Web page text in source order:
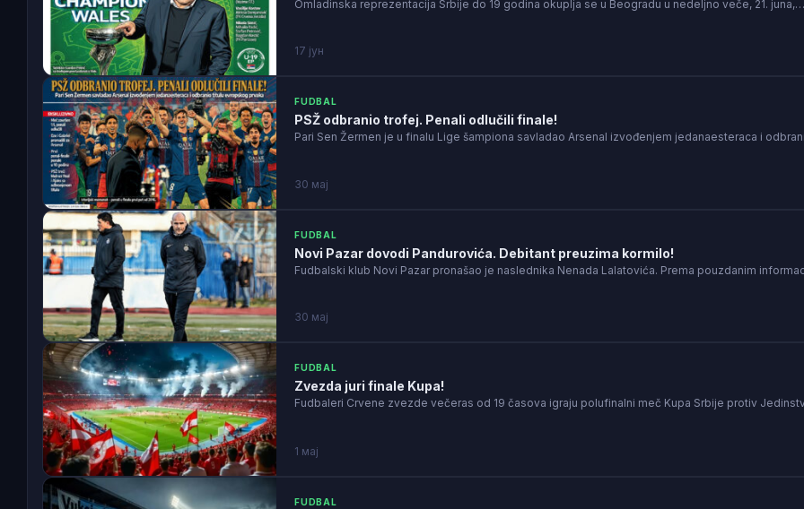
Omladinska reprezentacija Srbije do 19 godina okuplja se u Beogradu u nedeljno veče, 21. juna,…
17 јун
FUDBAL
PSŽ odbranio trofej. Penali odlučili finale!
Pari Sen Žermen je u finalu Lige šampiona savladao Arsenal izvođenjem jedanaesteraca i
30 мај
FUDBAL
Novi Pazar dovodi Pandurovića. Debitant preuzima kormilo!
Fudbalski klub Novi Pazar pronašao je naslednika Nenada Lalatovića. Prema pouzdanim
30 мај
FUDBAL
Zvezda juri finale Kupa!
Fudbaleri Crvene zvezde večeras od 19 časova igraju polufinalni meč Kupa Srbije protiv
1 мај
FUDBAL